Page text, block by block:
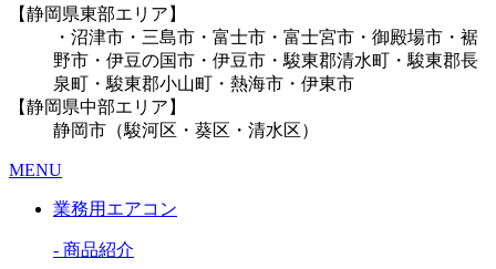
【静岡県東部エリア】
・沼津市・三島市・富士市・富士宮市・御殿場市・裾
野市・伊豆の国市・伊豆市・駿東郡清水町・駿東郡長
泉町・駿東郡小山町・熱海市・伊東市
【静岡県中部エリア】
静岡市（駿河区・葵区・清水区）
MENU
業務用エアコン
- 商品紹介